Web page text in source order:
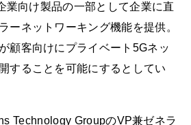
業向け製品の一部として企業に直
ーネットワーキング機能を提供。
顧客向けにプライベート5Gネッ
することを可能にするとしてい
Technology GroupのVP兼ゼネラ